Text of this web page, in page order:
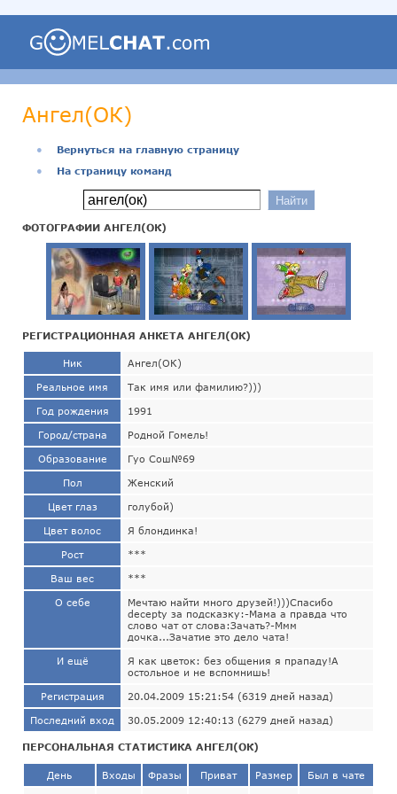
Ангел(ОК)
●
Вернуться на главную страницу
●
На страницу команд
ФОТОГРАФИИ АНГЕЛ(ОК)
РЕГИСТРАЦИОННАЯ АНКЕТА АНГЕЛ(ОК)
Ник Ангел(ОК)
Реальное имя Так имя или фамилию?)))
Год рождения 1991
Город/страна Родной Гомель!
Образование Гуо Сош№69
Пол Женский
Цвет глаз голубой)
Цвет волос Я блондинка!
Рост ***
Ваш вес ***
О себе
Мечтаю найти много друзей!)))Спасибо
deceptу за подсказку:-Мама а правда что
слово чат от слова:Зачать?-Ммм
дочка...Зачатие это дело чата!
И ещё
Я как цветок: без общения я прападу!А
остольное и не вспомнишь!
Регистрация 20.04.2009 15:21:54 (6319 дней назад)
Последний вход 30.05.2009 12:40:13 (6279 дней назад)
ПЕРСОНАЛЬНАЯ СТАТИСТИКА АНГЕЛ(ОК)
День Входы Фразы Приват Размер Был в чате